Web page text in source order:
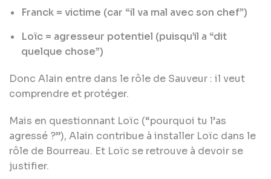
Franck = victime (car “il va mal avec son chef”)
Loïc = agresseur potentiel (puisqu’il a “dit
quelque chose”)
Donc Alain entre dans le rôle de Sauveur : il veut
comprendre et protéger.
Mais en questionnant Loïc (“pourquoi tu l’as
agressé ?”), Alain contribue à installer Loïc dans le
rôle de Bourreau. Et Loïc se retrouve à devoir se
justifier.